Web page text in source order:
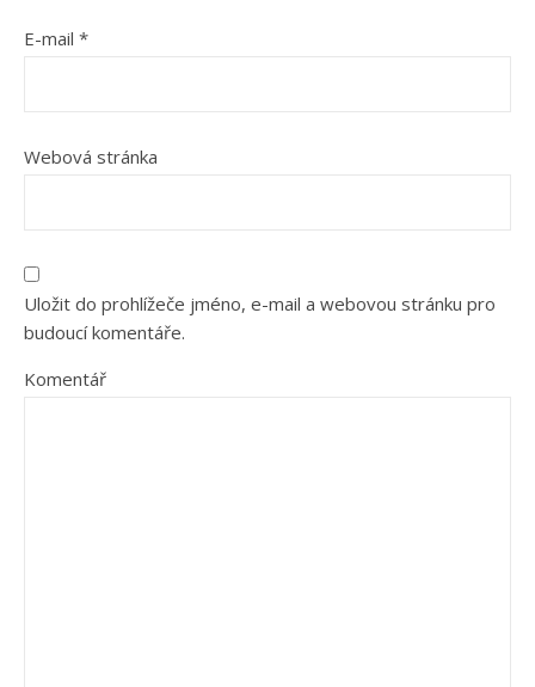
E-mail *
Webová stránka
Uložit do prohlížeče jméno, e-mail a webovou stránku pro
budoucí komentáře.
Komentář